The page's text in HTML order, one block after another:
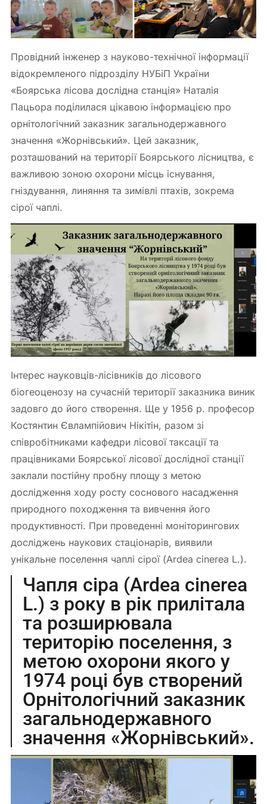
Провідний інженер з науково-технічної інформації
відокремленого підрозділу НУБіП України
«Боярська лісова дослідна станція» Наталія
Пацьора поділилася цікавою інформацією про
орнітологічний заказник загальнодержавного
значення «Жорнівський». Цей заказник,
розташований на території Боярського лісництва, є
важливою зоною охорони місць існування,
гніздування, линяння та зимівлі птахів, зокрема
сірої чаплі.
Інтерес науковців-лісівників до лісового
біогеоценозу на сучасній території заказника виник
задовго до його створення. Ще у 1956 р. професор
Костянтин Євлампійович Нікітін, разом зі
співробітниками кафедри лісової таксації та
працівниками Боярської лісової дослідної станції
заклали постійну пробну площу з метою
дослідження ходу росту соснового насадження
природного походження та вивчення його
продуктивності. При проведенні моніторингових
досліджень наукових стаціонарів, виявили
унікальне поселення чаплі сірої (Ardea cinerea L.).
Чапля сіра (Ardea cinerea
L.) з року в рік прилітала
та розширювала
територію поселення, з
метою охорони якого у
1974 році був створений
Орнітологічний заказник
загальнодержавного
значення «Жорнівський».